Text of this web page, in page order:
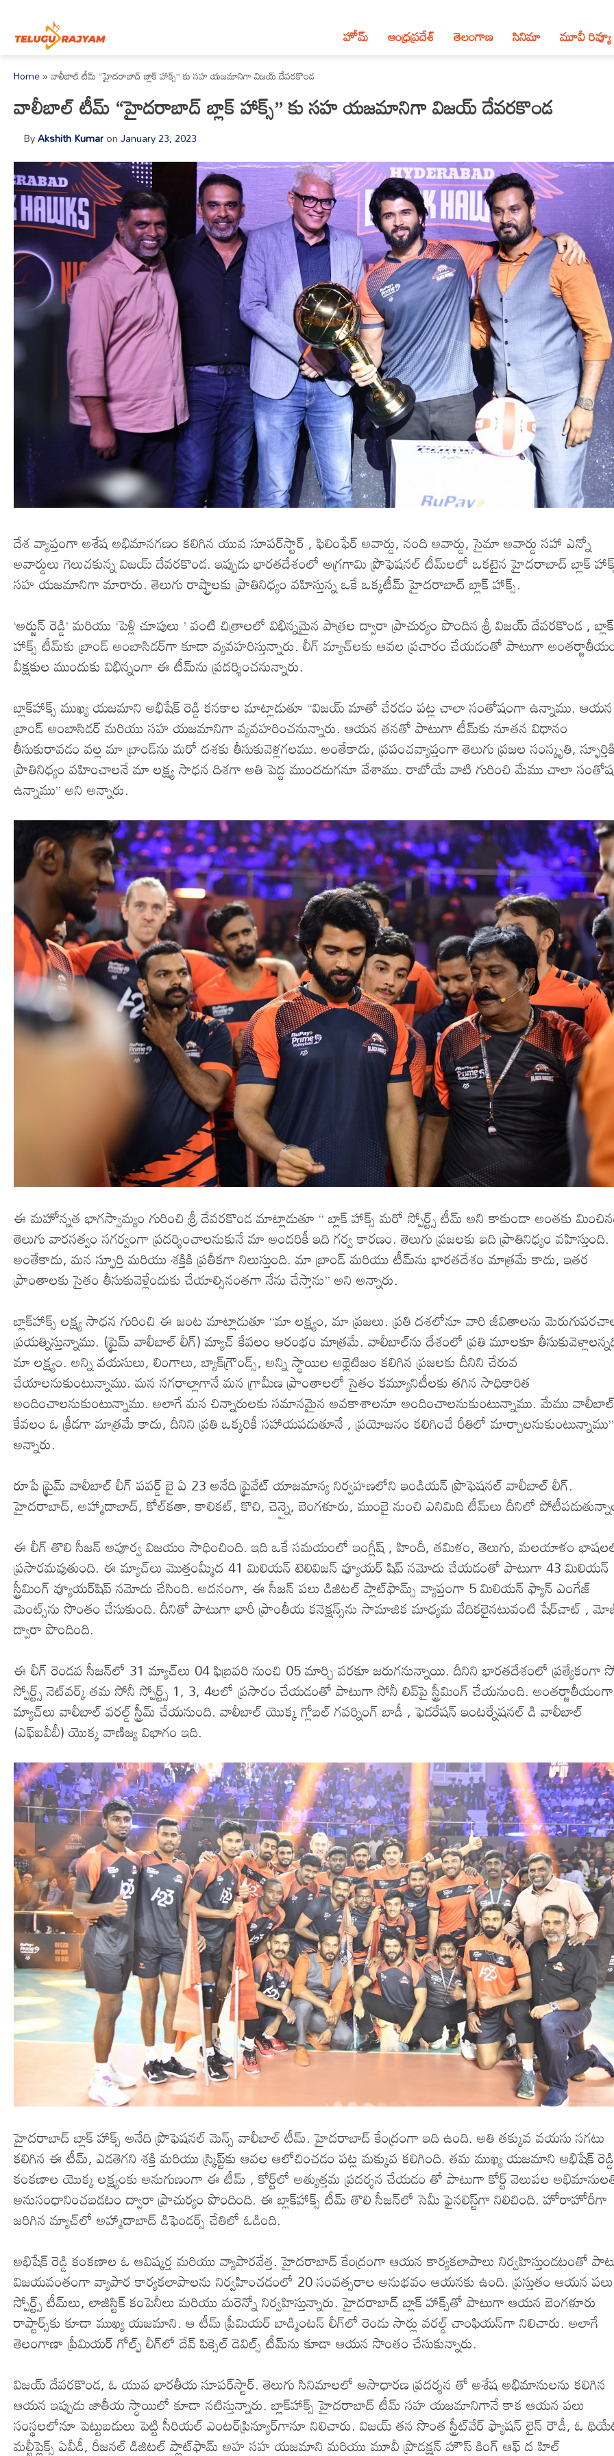
హోమ్ ఆంధ్ర‌ప్ర‌దేశ్‌ తెలంగాణ‌ సినిమా మూవీ రివ్యూ
Home»వాలీబాల్ టీమ్ “హైదరాబాద్‌ బ్లాక్‌ హాక్స్‌” కు సహ యజమానిగా విజయ్‌ దేవరకొండ
వాలీబాల్ టీమ్ “హైదరాబాద్‌ బ్లాక్‌ హాక్స్‌” కు సహ యజమానిగా విజయ్‌ దేవరకొండ
ByAkshith KumaronJanuary 23, 2023
దేశ వ్యాప్తంగా అశేష అభిమానగణం కలిగిన యువ సూపర్‌స్టార్‌ , ఫిలింఫేర్‌ అవార్డు, నంది అవార్డు, సైమా అవార్డు సహా ఎన్నో
అవార్డులు గెలుచకున్న విజయ్‌ దేవరకొండ. ఇప్పుడు భారతదేశంలో అగ్రగామి ప్రొఫెషనల్‌ టీమ్‌లలో ఒకటైన హైదరాబాద్‌ బ్లాక్‌
సహ యజమానిగా మారారు. తెలుగు రాష్ట్రాలకు ప్రాతినిధ్యం వహిస్తున్న ఒకే ఒక్కటీమ్‌ హైదరాబాద్‌ బ్లాక్‌ హాక్స్‌.
‘అర్జున్‌ రెడ్డి’ మరియు ‘పెళ్లి చూపులు ’ వంటి చిత్రాలలో విభిన్నమైన పాత్రల ద్వారా ప్రాచుర్యం పొందిన శ్రీ విజయ్‌ దేవరకొండ , బ్లాక్‌
హాక్స్‌ టీమ్‌కు బ్రాండ్‌ అంబాసిడర్‌గా కూడా వ్యవహరిస్తున్నారు. లీగ్‌ మ్యాచ్‌లకు ఆవల ప్రచారం చేయడంతో పాటుగా
వీక్షకుల ముందుకు విభిన్నంగా ఈ టీమ్‌ను ప్రదర్శించనున్నారు.
బ్లాక్‌హాక్స్‌ ముఖ్య యజమాని అభిషేక్‌ రెడ్డి కనకాల మాట్లాడుతూ ‘‘విజయ్‌ మాతో చేరడం పట్ల చాలా సంతోషంగా ఉన్నాము. ఆయన
బ్రాండ్‌ అంబాసిడర్‌ మరియు సహ యజమానిగా వ్యవహరించనున్నారు. ఆయన తనతో పాటుగా టీమ్‌కు నూతన విధానం
తీసుకురావడం వల్ల మా బ్రాండ్‌ను మరో దశకు తీసుకువెళ్లగలము. అంతేకాదు, ప్రపంచవ్యాప్తంగా తెలుగు ప్రజల సంస్కృతి,
ప్రాతినిధ్యం వహించాలనే మా లక్ష్య సాధన దిశగా అతి పెద్ద ముందడుగనూ వేశాము. రాబోయే వాటి గురించి మేము చాలా
ఉన్నాము’’ అని అన్నారు.
ఈ మహోన్నత భాగస్వామ్యం గురించి శ్రీ దేవరకొండ మాట్లాడుతూ ‘‘ బ్లాక్‌ హాక్స్‌ మరో స్పోర్ట్స్‌ టీమ్‌ అని కాకుండా అంతకు
తెలుగు వారసత్వం సగర్వంగా ప్రదర్శించాలనుకునే మా అందరికీ ఇది గర్వ కారణం. తెలుగు ప్రజలకు ఇది ప్రాతినిధ్యం వహిస్తుంది.
అంతేకాదు, మన స్ఫూర్తి మరియు శక్తికి ప్రతీకగా నిలుస్తుంది. మా బ్రాండ్‌ మరియు టీమ్‌ను భారతదేశం మాత్రమే కాదు, ఇతర
ప్రాంతాలకు సైతం తీసుకువెళ్లేందుకు చేయాల్సినంతగా నేను చేస్తాను’’ అని అన్నారు.
బ్లాక్‌హాక్స్‌ లక్ష్య సాధన గురించి ఈ జంట మాట్లాడుతూ ‘‘మా లక్ష్యం, మా ప్రజలు. ప్రతి దశలోనూ వారి జీవితాలను
ప్రయత్నిస్తున్నాము. (ప్రైమ్‌ వాలీబాల్‌ లీగ్‌) మ్యాచ్‌ కేవలం ఆరంభం మాత్రమే. వాలీబాల్‌ను దేశంలో ప్రతి మూలకూ
మా లక్ష్యం. అన్ని వయసులు, లింగాలు, బ్యాక్‌గ్రౌండ్స్‌, అన్ని స్ధాయిల అథ్లెటిజం కలిగిన ప్రజలకు దీనిని చేరువ
చేయాలనుకుంటున్నాము. మన నగరాల్లాగానే మన గ్రామీణ ప్రాంతాలలో సైతం కమ్యూనిటీలకు తగిన సాధికారిత
అందించాలనుకుంటున్నాము. అలాగే మన చిన్నారులకు సమానమైన అవకాశాలనూ అందించాలనుకుంటున్నాము. మేము
కేవలం ఓ క్రీడగా మాత్రమే కాదు, దీనిని ప్రతి ఒక్కరికీ సహాయపడుతూనే , ప్రయోజనం కలిగించే రీతిలో
అన్నారు.
రూపే ప్రైమ్‌ వాలీబాల్‌ లీగ్‌ పవర్డ్‌ బై ఏ 23 అనేది ప్రైవేట్‌ యాజమాన్య నిర్వహణలోని ఇండియన్‌ ప్రొఫెషనల్‌ వాలీబాల్‌ లీగ్‌.
హైదరాబాద్‌, అహ్మాదాబాద్‌, కోల్‌కతా, కాలికట్‌, కొచి, చెన్నై, బెంగళూరు, ముంబై నుంచి ఎనిమిది టీమ్‌లు దీనిలో
ఈ లీగ్‌ తొలి సీజన్‌ అపూర్వ విజయం సాధించింది. ఇది ఒకే సమయంలో ఇంగ్లీష్‌ , హిందీ, తమిళం, తెలుగు, మలయాళం
ప్రసారమవుతుంది. ఈ మ్యాచ్‌లు మొత్తంమ్మీద 41 మిలియన్‌ టెలివిజన్‌ వ్యూయర్‌ షిప్‌ నమోదు చేయడంతో పాటుగా 43 మిలియన్‌
స్ట్రీమింగ్‌ వ్యూయర్‌షిప్‌ నమోదు చేసింది. అదనంగా, ఈ సీజన్‌ పలు డిజిటల్‌ ప్లాట్‌ఫామ్స్‌ వ్యాప్తంగా 5 మిలియన్‌ ఫ్యాన్‌ ఎంగేజ్‌
మెంట్స్‌ను సొంతం చేసుకుంది. దీనితో పాటుగా భారీ ప్రాంతీయ కనెక్షన్స్‌ను సామాజిక మాధ్యమ వేదికలైనటువంటి షేర్‌చాట్‌ ,
ద్వారా పొందింది.
ఈ లీగ్‌ రెండవ సీజన్‌లో 31 మ్యాచ్‌లు 04 ఫిబ్రవరి నుంచి 05 మార్చి వరకూ జరుగనున్నాయి. దీనిని భారతదేశంలో ప్రత్యేకంగా
స్పోర్ట్స్‌ నెట్‌వర్క్‌ తమ సోనీ స్పోర్ట్స్‌ 1, 3, 4లలో ప్రసారం చేయడంతో పాటుగా సోనీ లివ్‌పై స్ట్రీమింగ్‌ చేయనుంది.
మ్యాచ్‌లు వాలీబాల్‌ వరల్డ్‌ స్ట్రీమ్‌ చేయనుంది. వాలీబాల్‌ యొక్క గ్లోబల్‌ గవర్నింగ్‌ బాడీ , ఫెడరేషన్‌ ఇంటర్నేషనల్‌ డి వాలీబాల్‌
(ఎఫ్‌ఐవీబీ) యొక్క వాణిజ్య విభాగం ఇది.
హైదరాబాద్‌ బ్లాక్‌ హాక్స్‌ అనేది ప్రొఫెషనల్‌ మెన్స్‌ వాలీబాల్‌ టీమ్‌. హైదరాబాద్‌ కేంద్రంగా ఇది ఉంది. అతి తక్కువ వయసు సగటు
కలిగిన ఈ టీమ్‌, ఎడతెగని శక్తి మరియు స్ర్కిప్ట్‌కు ఆవల ఆలోచించడం పట్ల మక్కువ కలిగింది. తమ ముఖ్య యజమాని అభిషేక్‌ రెడ్డి
కంకణాల యొక్క లక్ష్యంకు అనుగుణంగా ఈ టీమ్‌ , కోర్ట్‌లో అత్యుత్తమ ప్రదర్శన చేయడం తో పాటుగా కోర్ట్‌ వెలుపల
అనుసంధానించబడటం ద్వారా ప్రాచుర్యం పొందింది. ఈ బ్లాక్‌హాక్స్‌ టీమ్‌ తొలి సీజన్‌లో సెమీ ఫైనలిస్ట్‌గా నిలిచింది. హోరాహోరీగా
జరిగిన మ్యాచ్‌లో అహ్మాదాబాద్‌ డిఫెండర్స్‌ చేతిలో ఓడింది.
అభిషేక్‌ రెడ్డి కంకణాల ఓ ఆవిష్కర్త మరియు వ్యాపారవేత్త. హైదరాబాద్‌ కేంద్రంగా ఆయన కార్యకలాపాలు నిర్వహిస్తుండటంతో
విజయవంతంగా వ్యాపార కార్యకలాపాలను నిర్వహించడంలో 20 సంవత్సరాల అనుభవం ఆయనకు ఉంది. ప్రస్తుతం ఆయన పలు
స్పోర్ట్స్‌ టీమ్‌లు, లాజిస్టిక్‌ కంపెనీలు మరియు మరెన్నో నిర్వహిస్తున్నారు. హైదరాబాద్‌ బ్లాక్‌ హాక్స్‌తో పాటుగా ఆయన బెంగళూరు
రాప్టార్స్‌కు కూడా ముఖ్య యజమాని. ఆ టీమ్‌ ప్రీమియర్‌ బాడ్మింటన్‌ లీగ్‌లో రెండు సార్లు వరల్డ్‌ చాంఫియన్‌గా నిలిచారు. అలాగే
తెలంగాణా ప్రీమియర్‌ గోల్ఫ్‌ లీగ్‌లో దేవ్‌ పిక్సెల్‌ డెవిల్స్‌ టీమ్‌ను కూడా ఆయన సొంతం చేసుకున్నారు.
విజయ్‌ దేవరకొండ, ఓ యువ భారతీయ సూపర్‌స్టార్‌. తెలుగు సినిమాలలో అసాధారణ ప్రదర్శన తో అశేష అభిమానులను కలిగిన
ఆయన ఇప్పుడు జాతీయ స్ధాయిలో కూడా నటిస్తున్నారు. బ్లాక్‌హాక్స్‌ హైదరాబాద్‌ టీమ్‌ సహ యజమానిగానే కాక ఆయన పలు
సంస్థలలోనూ పెట్టుబడులు పెట్టి సీరియల్‌ ఎంటర్‌ప్రిన్యూర్‌గానూ నిలిచారు. విజయ్‌ తన సొంత స్ట్రీట్‌వేర్‌ ఫ్యాషన్‌ లైన్‌ రౌడీ, ఓ
మల్టీప్లెక్స్‌ ఏవీడీ, రీజనల్‌ డిజిటల్‌ ప్లాట్‌ఫామ్‌ అహ సహ యజమాని మరియు మూవీ ప్రొడక్షన్‌ హౌస్‌ కింగ్‌ ఆఫ్‌ ద హిల్‌